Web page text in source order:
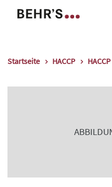
Startseite HACCP